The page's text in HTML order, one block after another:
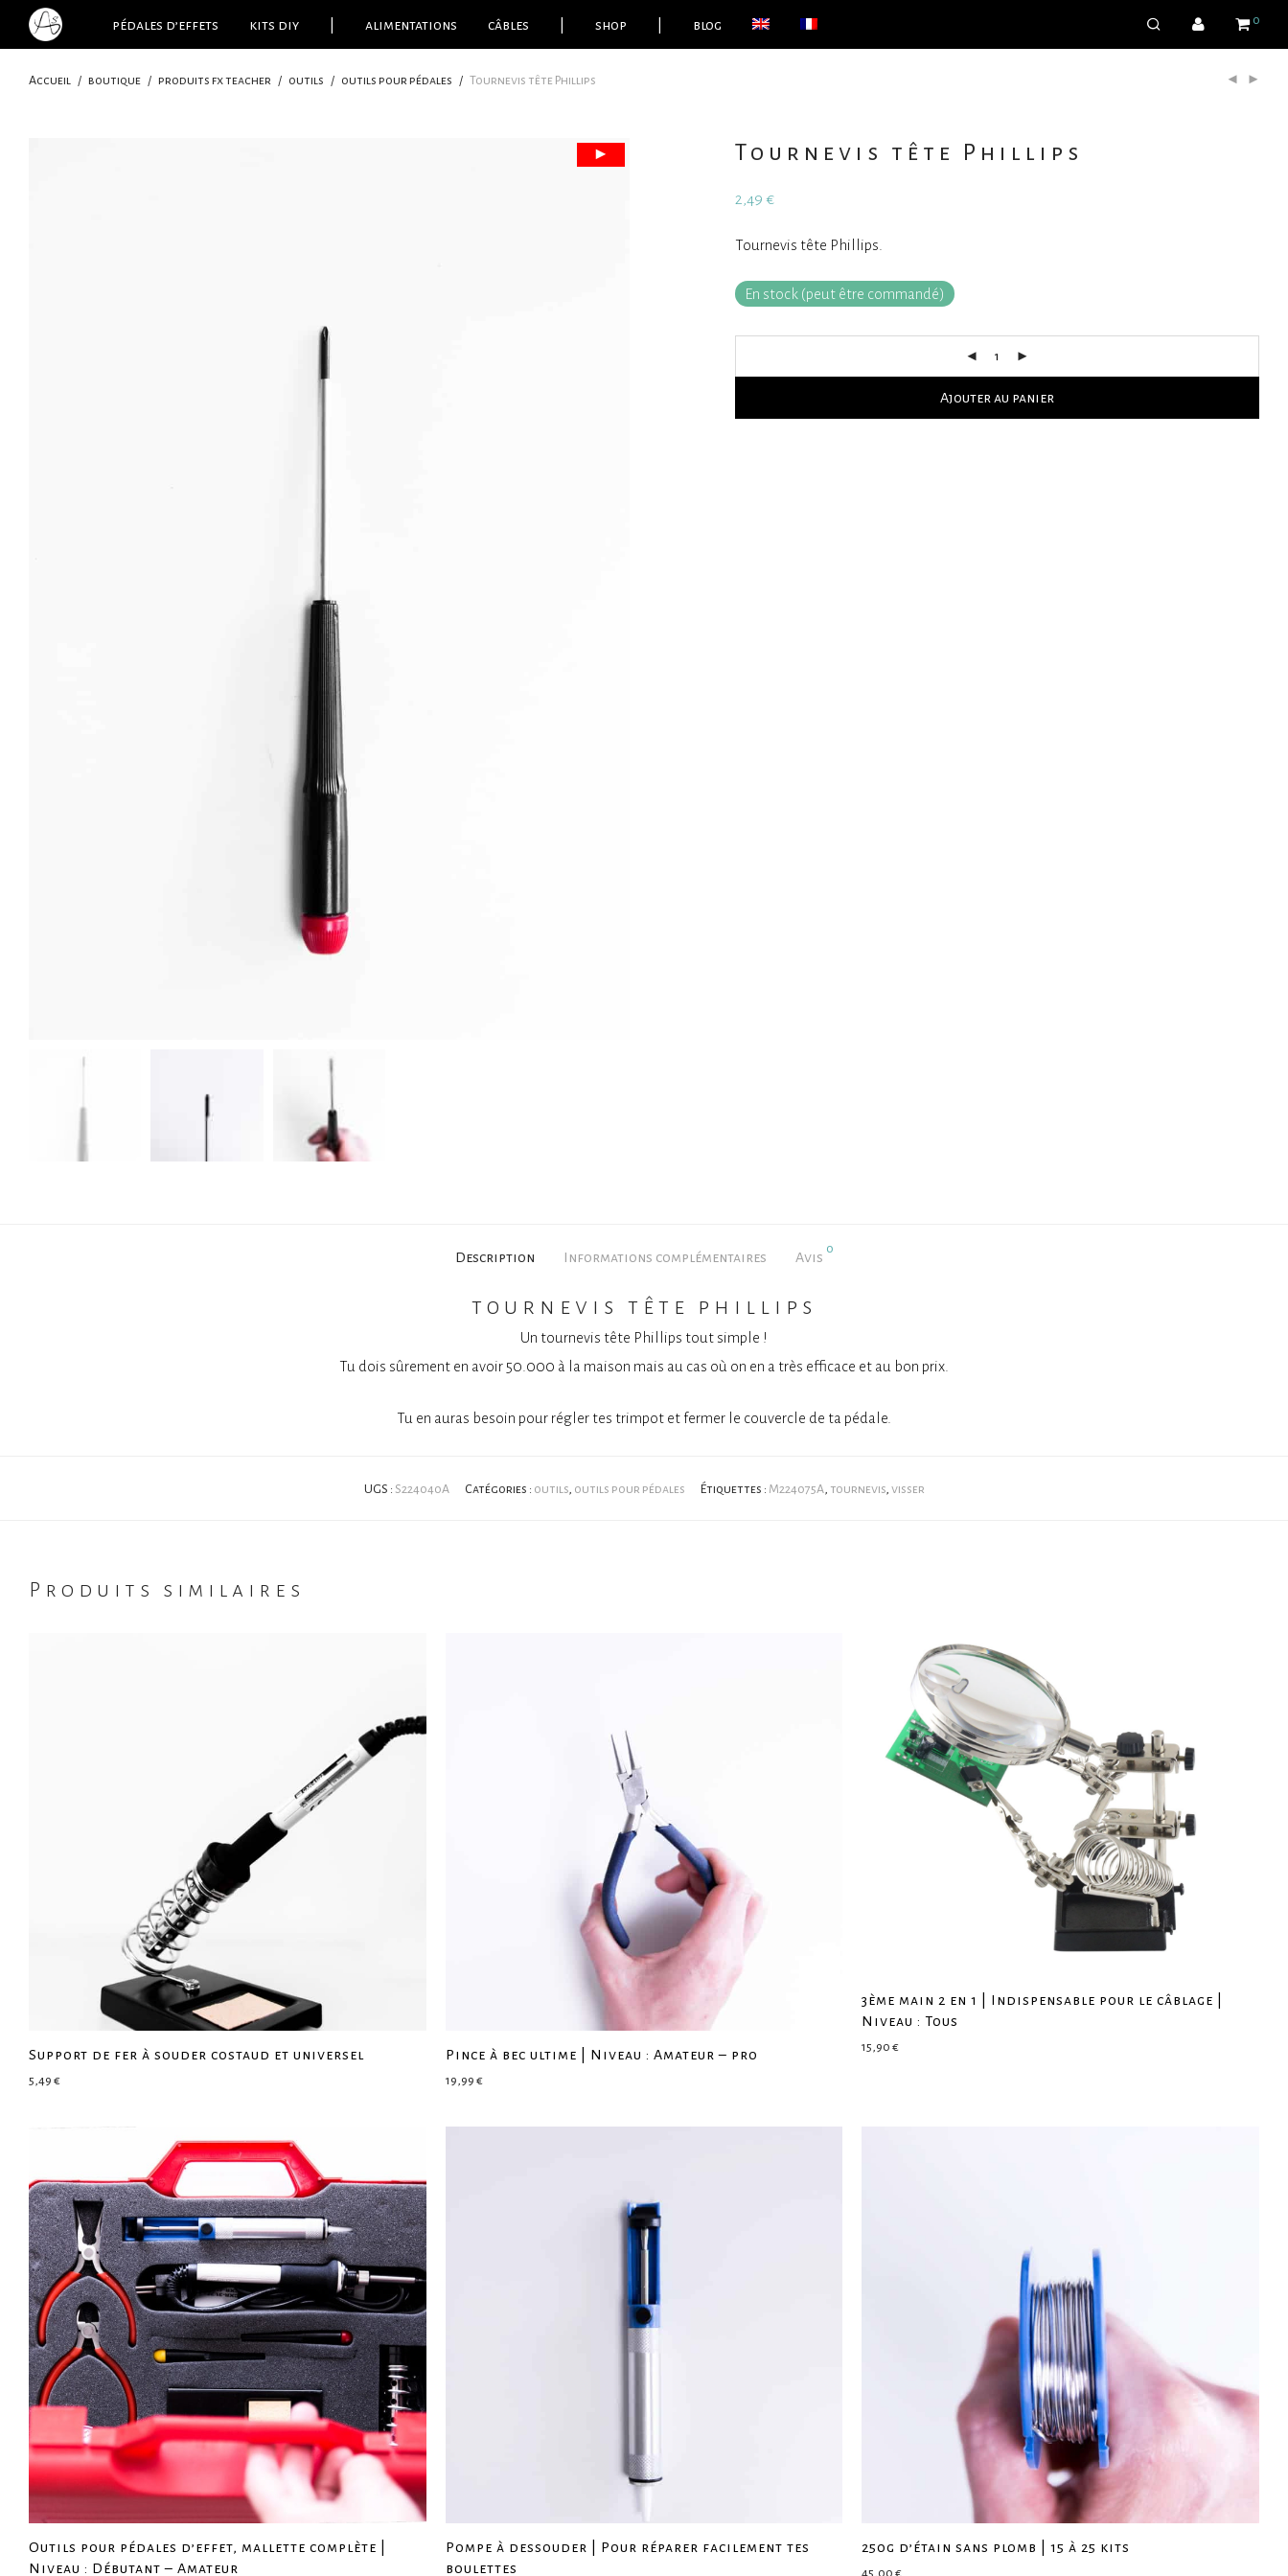
pédales d’effets kits diy alimentations câbles shop blog 0
Accueil / boutique / produits fx teacher / outils / outils pour pédales / Tournevis tête Phillips
Tournevis tête Phillips
2,49 €
Tournevis tête Phillips.
En stock (peut être commandé)
Ajouter au panier
Description Informations complémentaires Avis
0
tournevis tête phillips
Un tournevis tête Phillips tout simple !
Tu dois sûrement en avoir 50.000 à la maison mais au cas où on en a très efficace et au bon prix.
Tu en auras besoin pour régler tes trimpot et fermer le couvercle de ta pédale.
UGS : S224040A Catégories : outils, outils pour pédales Étiquettes : M224075A, tournevis, visser
Produits similaires
Support de fer à souder costaud et universel
5,49 €
Pince à bec ultime | Niveau : Amateur – pro
19,99 €
3ème main 2 en 1 | Indispensable pour le câblage |
Niveau : Tous
15,90€
Outils pour pédales d’effet, mallette complète |
Niveau : Débutant – Amateur
Pompe à dessouder | Pour réparer facilement tes
boulettes
250g d’étain sans plomb | 15 à 25 kits